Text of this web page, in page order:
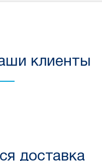
клиенты
доставка